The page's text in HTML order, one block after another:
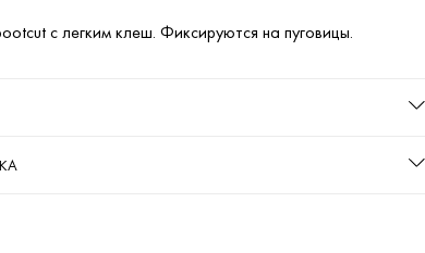
с легким клеш. Фиксируются на пуговицы.